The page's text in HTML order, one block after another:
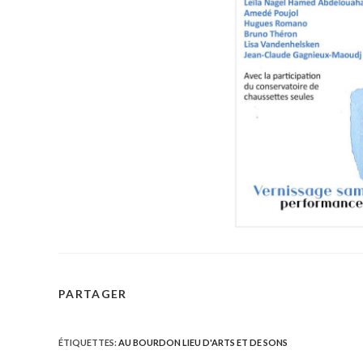
PARTAGER
ÉTIQUETTES:AU BOURDON LIEU D'ARTS ET DE SONS